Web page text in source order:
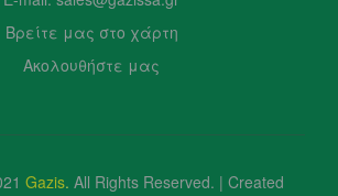
Βρείτε μας στο χάρτη
Ακολουθήστε μας
Gazis. All Rights Reserved. | Created